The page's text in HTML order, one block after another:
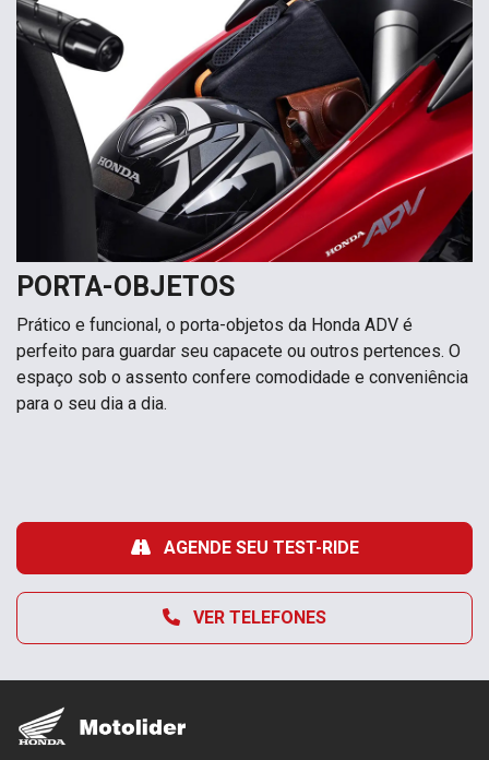
PORTA-OBJETOS
Prático e funcional, o porta-objetos da Honda ADV é
perfeito para guardar seu capacete ou outros pertences. O
espaço sob o assento confere comodidade e conveniência
para o seu dia a dia.
VER TELEFONES
AGENDE SEU TEST-RIDE